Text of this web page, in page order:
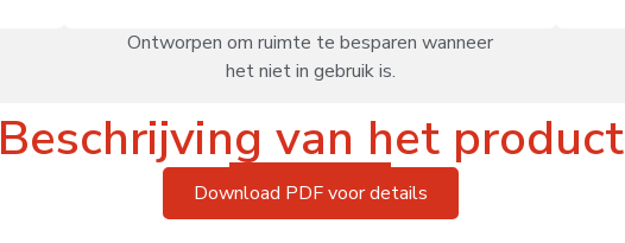
Ontworpen om ruimte te besparen wanneer
het niet in gebruik is.
Beschrijving van het product
Download PDF voor details